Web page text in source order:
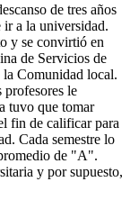
de tres años
ir a la universidad.
y se convirtió en
de Servicios de
Comunidad local.
le
tuvo que tomar
fin de calificar para
Cada semestre lo
de "A".
y por supuesto,